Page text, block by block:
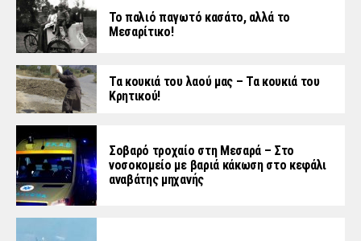
Το παλιό παγωτό κασάτο, αλλά το
Μεσαρίτικο!
Τα κουκιά του λαού μας – Τα κουκιά του
Κρητικού!
Σοβαρό τροχαίο στη Μεσαρά – Στο
νοσοκομείο με βαριά κάκωση στο κεφάλι
αναβάτης μηχανής